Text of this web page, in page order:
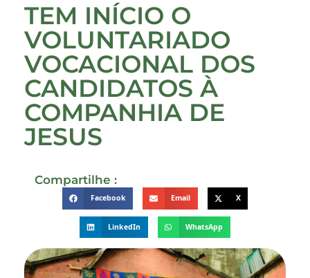
TEM INÍCIO O
VOLUNTARIADO
VOCACIONAL DOS
CANDIDATOS À
COMPANHIA DE
JESUS
Compartilhe :
Facebook Email X
LinkedIn WhatsApp